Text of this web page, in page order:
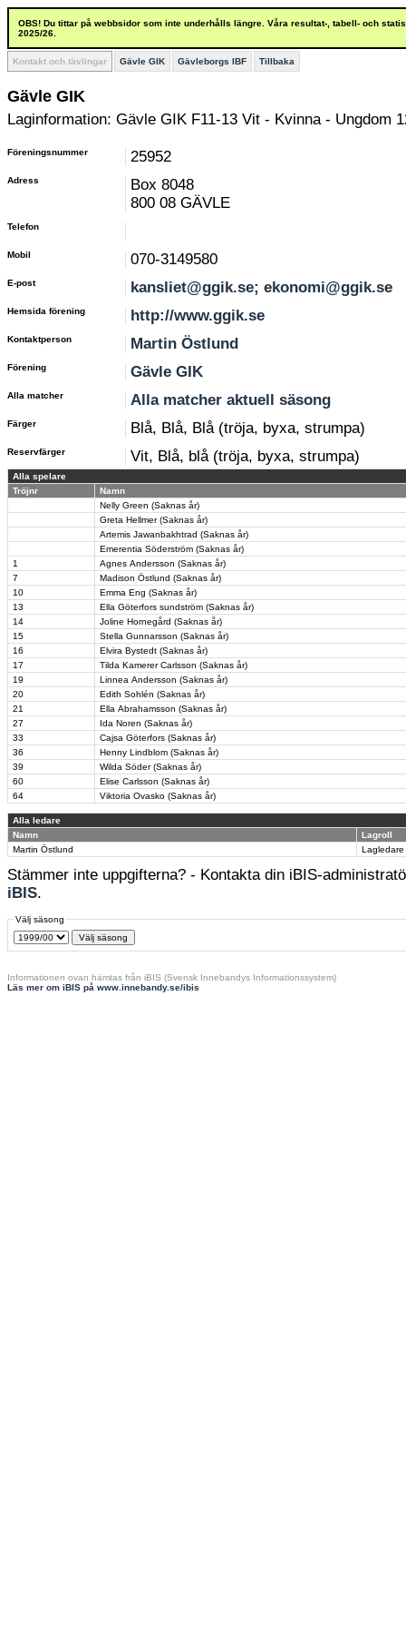
OBS! Du tittar på webbsidor som inte underhålls längre. Våra resultat-, tabell- och
2025/26.
Kontakt och tävlingar Gävle GIK Gävleborgs IBF Tillbaka
Gävle GIK
Laginformation: Gävle GIK F11-13 Vit - Kvinna - Ungdom
Föreningsnummer 25952
Adress
Box 8048
800 08 GÄVLE
Telefon
Mobil 070-3149580
E-post kansliet@ggik.se; ekonomi@ggik.se
Hemsida förening http://www.ggik.se
Kontaktperson Martin Östlund
Förening Gävle GIK
Alla matcher Alla matcher aktuell säsong
Färger Blå, Blå, Blå (tröja, byxa, strumpa)
Reservfärger Vit, Blå, blå (tröja, byxa, strumpa)
Alla spelare
Tröjnr
Namn
Nelly Green (Saknas år)
Greta Hellmer (Saknas år)
Artemis Jawanbakhtrad (Saknas år)
Emerentia Söderström (Saknas år)
1
Agnes Andersson (Saknas år)
7
Madison Östlund (Saknas år)
10
Emma Eng (Saknas år)
13
Ella Göterfors sundström (Saknas år)
14
Joline Hornegård (Saknas år)
15
Stella Gunnarsson (Saknas år)
16
Elvira Bystedt (Saknas år)
17
Tilda Kamerer Carlsson (Saknas år)
19
Linnea Andersson (Saknas år)
20
Edith Sohlén (Saknas år)
21
Ella Abrahamsson (Saknas år)
27
Ida Noren (Saknas år)
33
Cajsa Göterfors (Saknas år)
36
Henny Lindblom (Saknas år)
39
Wilda Söder (Saknas år)
60
Elise Carlsson (Saknas år)
64
Viktoria Ovasko (Saknas år)
Alla ledare
Namn
Lagroll
Martin Östlund
Lagledare
Stämmer inte uppgifterna? - Kontakta din iBIS-
iBIS.
Välj säsong
Informationen ovan hämtas från iBIS (Svensk Innebandys Informationssystem)
Läs mer om iBIS på www.innebandy.se/ibis